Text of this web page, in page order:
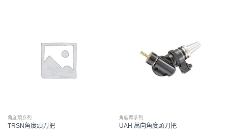
角度頭系列
TRSN角度頭刀把
角度頭系列
UAH 萬向角度頭刀把